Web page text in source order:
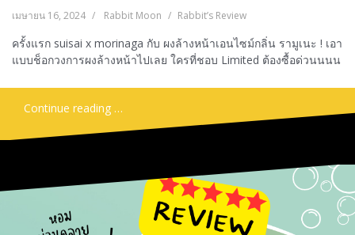
เมษายน 16, 2024 Rabbit Moon Rabbit’s Review
ครั้งแรก suisai x morinaga กับ ผงล้างหน้าเอนไซม์กลิ่น รามูเนะ ! เอา
แบบช็อกวงการผงล้างหน้าไปเลย ใครที่ชอบ Limited ต้องซื้อด่วนนนน
Continue reading …